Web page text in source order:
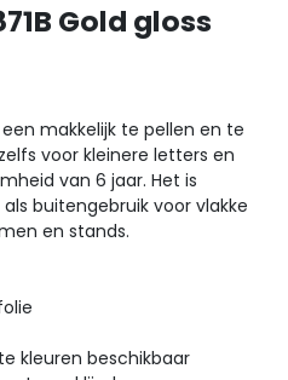
Gold gloss
makkelijk te pellen en te
voor kleinere letters en
van 6 jaar. Het is
buitengebruik voor vlakke
en stands.
kleuren beschikbaar